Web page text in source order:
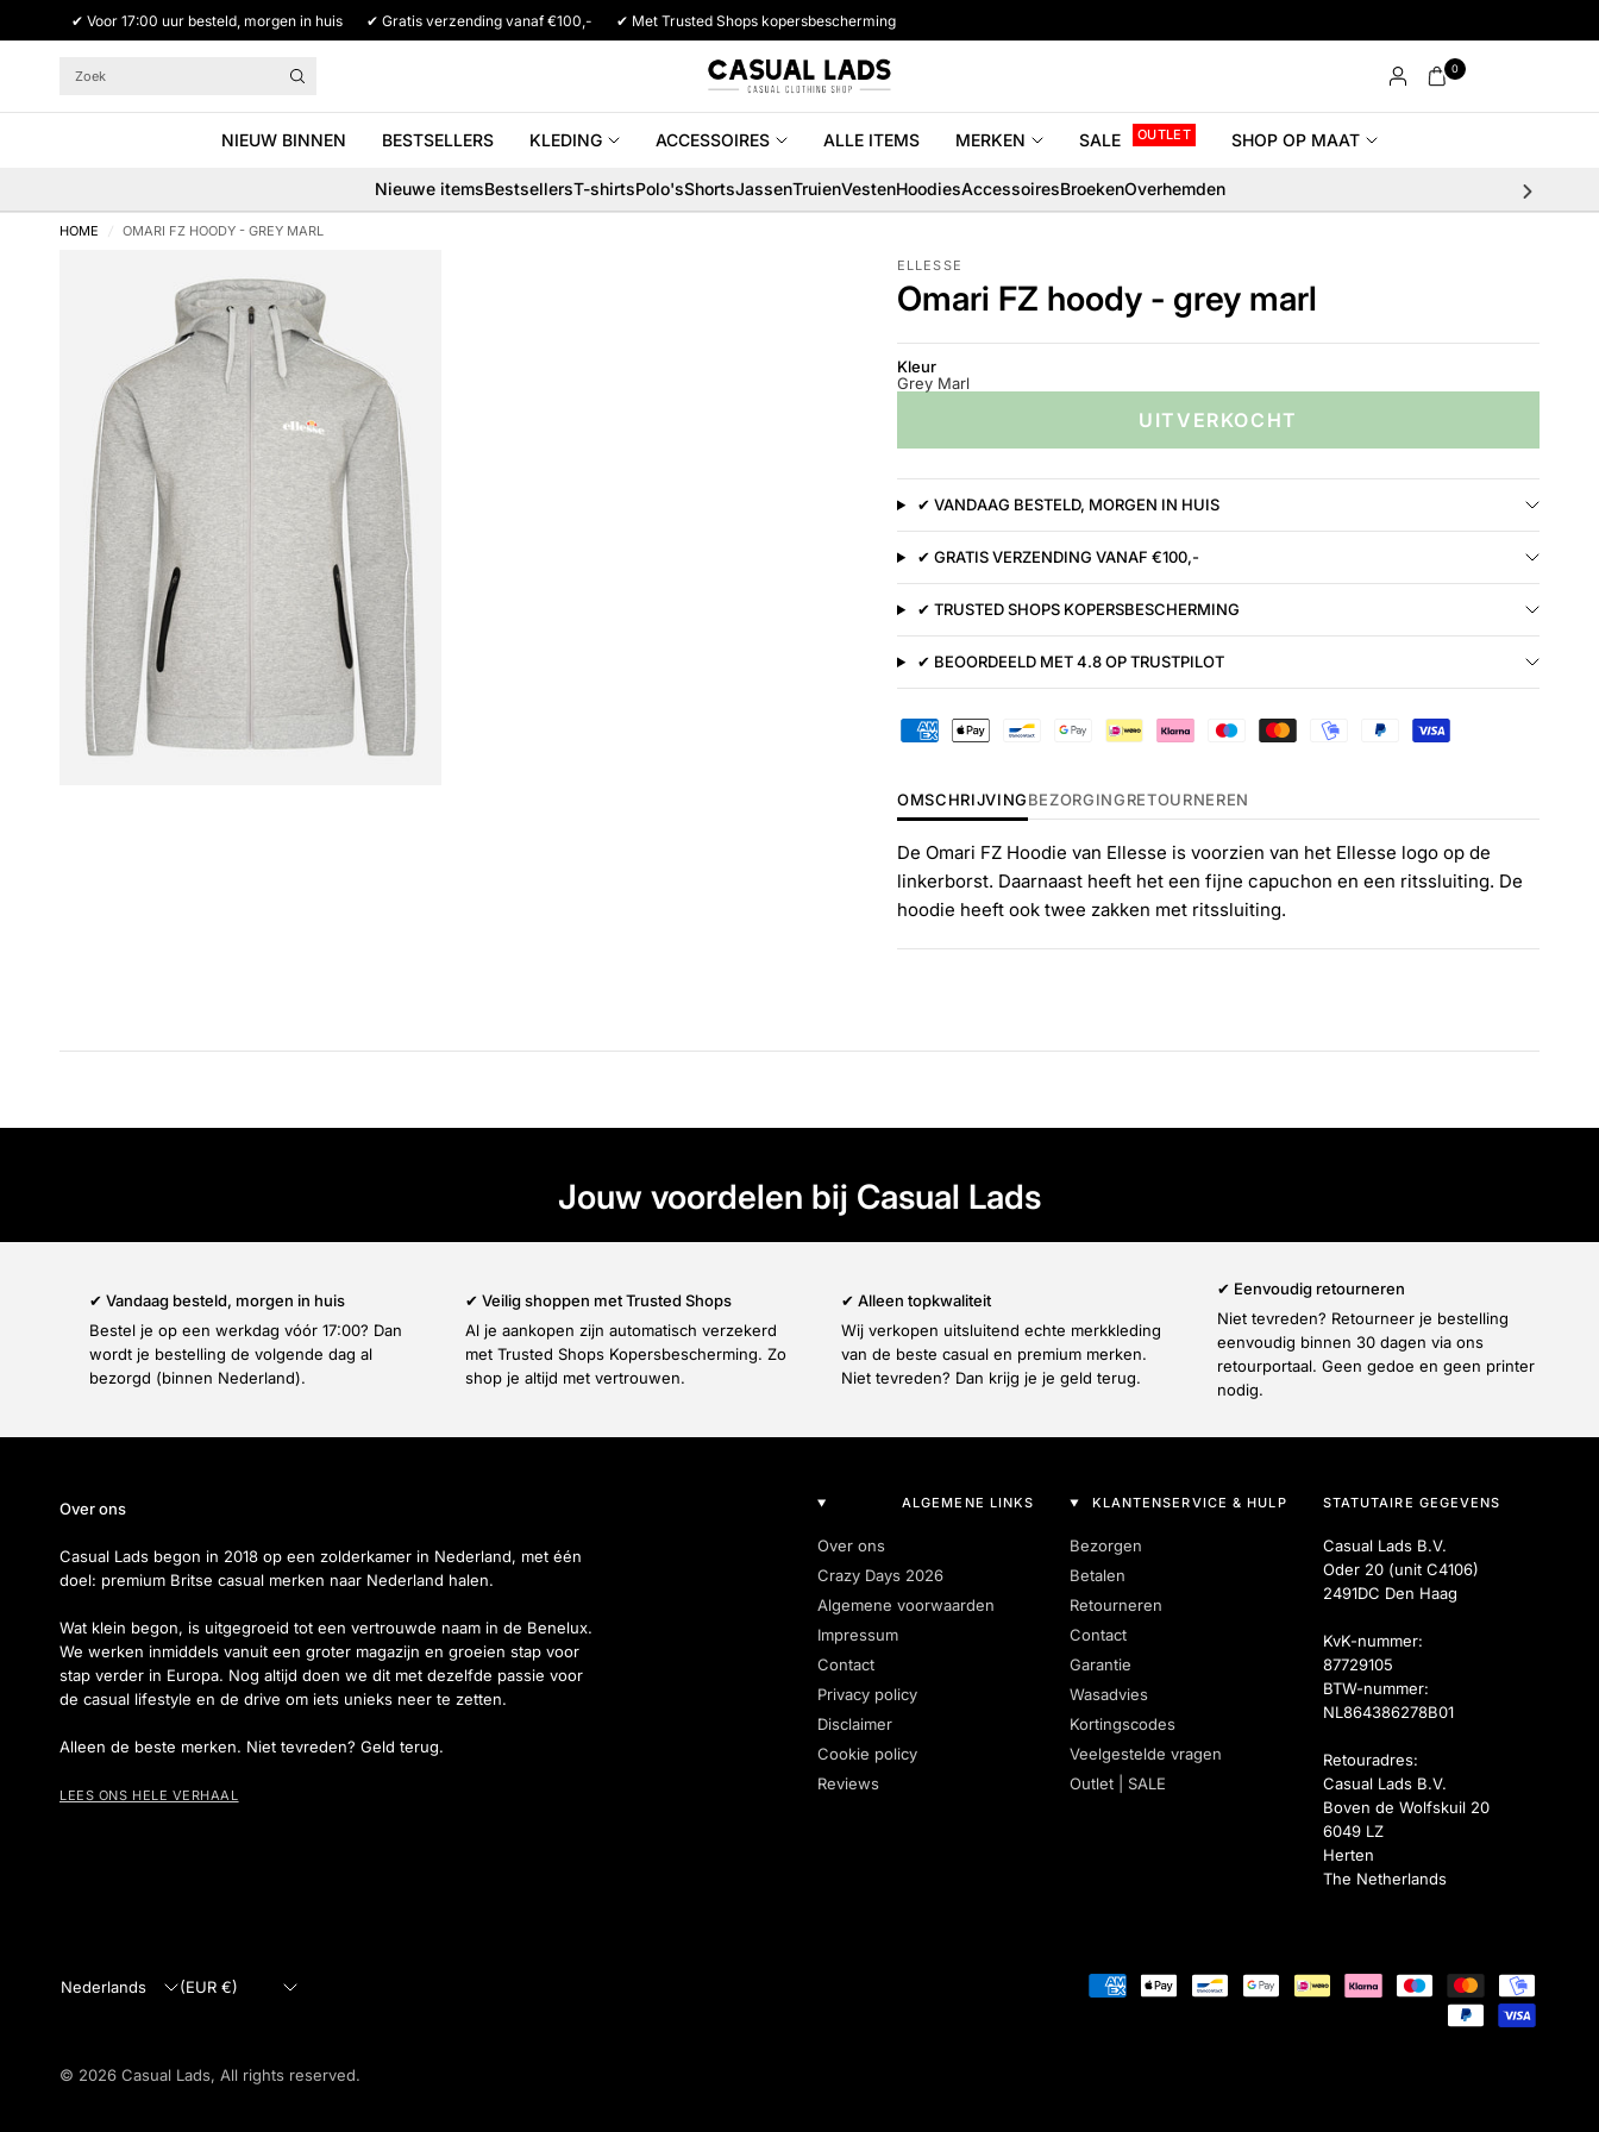
✔ Voor 17:00 uur besteld, morgen in huis ✔ Gratis verzending vanaf €100,- ✔ Met Trusted Shops kopersbescherming
0
NIEUW BINNEN BESTSELLERS KLEDING ACCESSOIRES ALLE ITEMS MERKEN SALE OUTLET SHOP OP MAAT
Nieuwe itemsBestsellersT-shirtsPolo'sShortsJassenTruienVestenHoodiesAccessoiresBroekenOverhemden
HOME / OMARI FZ HOODY - GREY MARL
ELLESSE
Omari FZ hoody - grey marl
Kleur
Grey Marl
UITVERKOCHT
✔ VANDAAG BESTELD, MORGEN IN HUIS
✔ GRATIS VERZENDING VANAF €100,-
✔ TRUSTED SHOPS KOPERSBESCHERMING
✔ BEOORDEELD MET 4.8 OP TRUSTPILOT
OMSCHRIJVINGBEZORGINGRETOURNEREN
De Omari FZ Hoodie van Ellesse is voorzien van het Ellesse logo op de
linkerborst. Daarnaast heeft het een fijne capuchon en een ritssluiting. De
hoodie heeft ook twee zakken met ritssluiting.
Jouw voordelen bij Casual Lads
✔ Vandaag besteld, morgen in huis
Bestel je op een werkdag vóór 17:00? Dan
wordt je bestelling de volgende dag al
bezorgd (binnen Nederland).
✔ Veilig shoppen met Trusted Shops
Al je aankopen zijn automatisch verzekerd
met Trusted Shops Kopersbescherming. Zo
shop je altijd met vertrouwen.
✔ Alleen topkwaliteit
Wij verkopen uitsluitend echte merkkleding
van de beste casual en premium merken.
Niet tevreden? Dan krijg je je geld terug.
✔ Eenvoudig retourneren
Niet tevreden? Retourneer je bestelling
eenvoudig binnen 30 dagen via ons
retourportaal. Geen gedoe en geen printer
nodig.
Over ons
Casual Lads begon in 2018 op een zolderkamer in Nederland, met één
doel: premium Britse casual merken naar Nederland halen.
Wat klein begon, is uitgegroeid tot een vertrouwde naam in de Benelux.
We werken inmiddels vanuit een groter magazijn en groeien stap voor
stap verder in Europa. Nog altijd doen we dit met dezelfde passie voor
de casual lifestyle en de drive om iets unieks neer te zetten.
Alleen de beste merken. Niet tevreden? Geld terug.
LEES ONS HELE VERHAAL
ALGEMENE LINKS
Over ons
Crazy Days 2026
Algemene voorwaarden
Impressum
Contact
Privacy policy
Disclaimer
Cookie policy
Reviews
KLANTENSERVICE & HULP
Bezorgen
Betalen
Retourneren
Contact
Garantie
Wasadvies
Kortingscodes
Veelgestelde vragen
Outlet | SALE
STATUTAIRE GEGEVENS
Casual Lads B.V.
Oder 20 (unit C4106)
2491DC Den Haag
KvK-nummer:
87729105
BTW-nummer:
NL864386278B01
Retouradres:
Casual Lads B.V.
Boven de Wolfskuil 20
6049 LZ
Herten
The Netherlands
Land/regio
Land/regio
© 2026 Casual Lads, All rights reserved.